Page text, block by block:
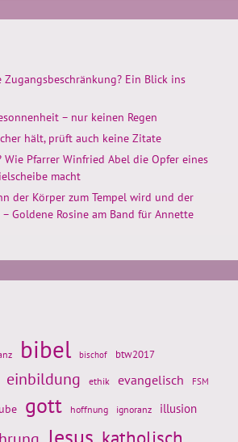
Ein Blick ins
– nur keinen Regen
hält, prüft auch keine Zitate
Wie Pfarrer Winfried Abel die Opfer eines
macht
der Körper zum Tempel wird und der
Goldene Rosine am Band für Annette
bibel bischof btw2017
einbildung ethik evangelisch FSM
gott hoffnung ignoranz illusion